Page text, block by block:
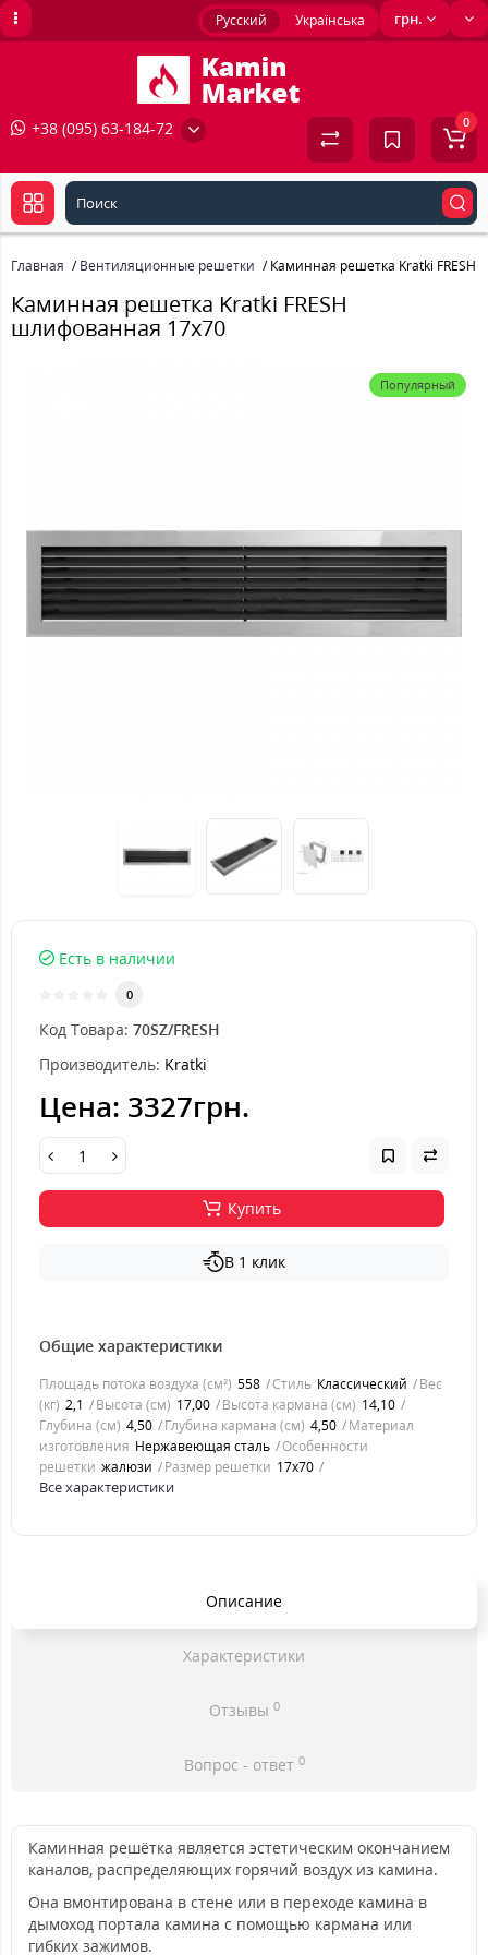
грн.
Русский Українська
+38 (095) 63-184-72 0
Главная Вентиляционные решетки Каминная решетка Kratki
Каминная решетка Kratki FRESH
шлифованная 17x70
Популярный
Есть в наличии
0
Код Товара: 70SZ/FRESH
Производитель: Kratki
Цена: 3327грн.
Купить
В 1 клик
Общие характеристики
Площадь потока воздуха (см²) 558 Стиль Классический
Вес
(кг) 2,1 Высота (см) 17,00 Высота кармана (см) 14,10
Глубина (см) 4,50 Глубина кармана (см) 4,50
Материал
изготовления Нержавеющая сталь
Особенности
решетки жалюзи Размер решетки 17x70
Все характеристики
Описание
Характеристики
Отзывы 0
Вопрос - ответ 0
Каминная решётка является эстетическим окончанием
каналов, распределяющих горячий воздух из камина.
Она вмонтирована в стене или в переходе камина в
дымоход портала камина с помощью кармана или
гибких зажимов.